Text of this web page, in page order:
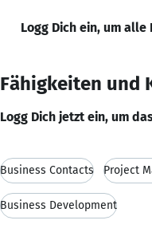
Logg Dich ein, um alle
Fähigkeiten und
Logg Dich jetzt ein, um
Business Contacts Project
Business Development